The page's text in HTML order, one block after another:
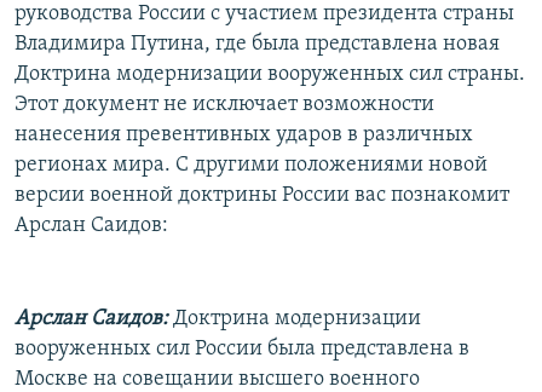
руководства России с участием президента страны
Владимира Путина, где была представлена новая
Доктрина модернизации вооруженных сил страны.
Этот документ не исключает возможности
нанесения превентивных ударов в различных
регионах мира. С другими положениями новой
версии военной доктрины России вас познакомит
Арслан Саидов:
Арслан Саидов:Доктрина модернизации
вооруженных сил России была представлена в
Москве на совещании высшего военного